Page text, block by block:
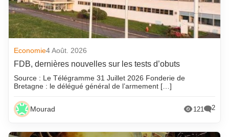
Economie4 Août. 2026
FDB, dernières nouvelles sur les tests d’obuts
Source : Le Télégramme 31 Juillet 2026 Fonderie de
Bretagne : le délégué général de l’armement […]
Mourad 121 2